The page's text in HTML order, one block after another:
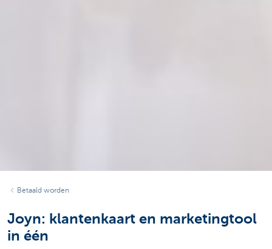
Betaald worden
Joyn: klantenkaart en marketingtool
in één